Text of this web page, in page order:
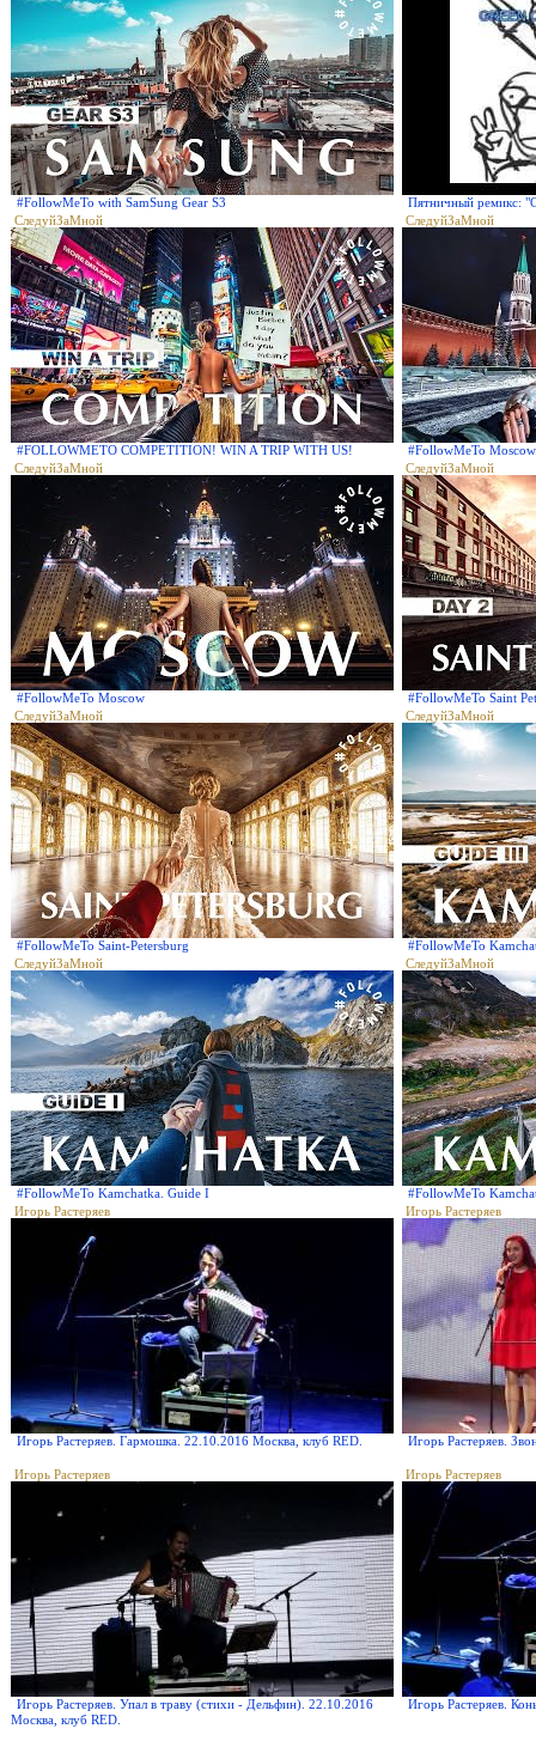
#FollowMeTo with SamSung Gear S3
Пятничный ремикс:
СледуйЗаМной
#FOLLOWMETO COMPETITION! WIN A TRIP WITH US!
СледуйЗаМной
#FollowMeTo
СледуйЗаМной
#FollowMeTo Moscow
СледуйЗаМной
#FollowMeTo Saint
СледуйЗаМной
#FollowMeTo Saint-Petersburg
СледуйЗаМной
#FollowMeTo
СледуйЗаМной
#FollowMeTo Kamchatka. Guide I
СледуйЗаМной
#FollowMeTo
Игорь Растеряев
Игорь Растеряев. Гармошка. 22.10.2016 Москва, клуб RED.
Игорь Растеряев
Игорь Растеряев.
Игорь Растеряев
Игорь Растеряев. Упал в траву (стихи - Дельфин). 22.10.2016
Москва, клуб RED.
Игорь Растеряев
Игорь Растеряев.